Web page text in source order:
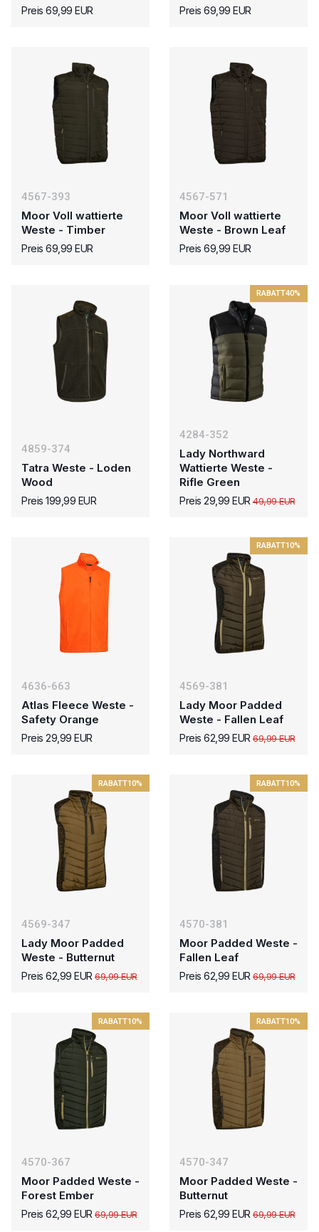
Preis 69,99 EUR Preis 69,99 EUR
4567-393
Moor Voll wattierte
Weste - Timber
Preis 69,99 EUR
4567-571
Moor Voll wattierte
Weste - Brown Leaf
Preis 69,99 EUR
4859-374
Tatra Weste - Loden
Wood
Preis 199,99 EUR
RABATT40%
4284-352
Lady Northward
Wattierte Weste -
Rifle Green
Preis 29,99 EUR 49,99 EUR
4636-663
Atlas Fleece Weste -
Safety Orange
Preis 29,99 EUR
RABATT10%
4569-381
Lady Moor Padded
Weste - Fallen Leaf
Preis 62,99 EUR69,99 EUR
RABATT10%
4569-347
Lady Moor Padded
Weste - Butternut
Preis 62,99 EUR 69,99 EUR
RABATT10%
4570-381
Moor Padded Weste -
Fallen Leaf
Preis 62,99 EUR 69,99 EUR
RABATT10%
4570-367
Moor Padded Weste -
Forest Ember
Preis 62,99 EUR 69,99 EUR
RABATT10%
4570-347
Moor Padded Weste -
Butternut
Preis 62,99 EUR 69,99 EUR